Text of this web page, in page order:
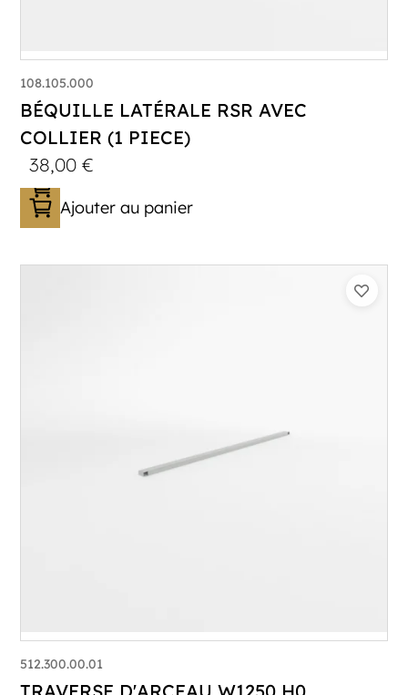
108.105.000
BÉQUILLE LATÉRALE RSR AVEC
COLLIER (1 PIECE)
38,00€
Ajouter au panier
512.300.00.01